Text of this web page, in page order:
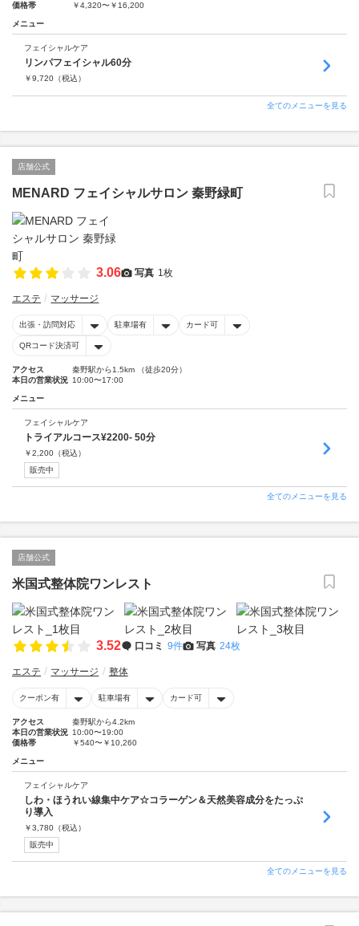
価格帯
￥4,320〜￥16,200
メニュー
フェイシャルケア
リンパフェイシャル60分
￥9,720 （税込）
全てのメニューを見る
店舗公式
MENARD フェイシャルサロン 秦野緑町
3.06 写真 1枚
エステ マッサージ
出張・訪問対応 駐車場有 カード可
QRコード決済可
アクセス
秦野駅から1.5km （徒歩20分）
本日の営業状況 10:00〜17:00
メニュー
フェイシャルケア
トライアルコース¥2200- 50分
￥2,200 （税込）
販売中
全てのメニューを見る
店舗公式
米国式整体院ワンレスト
3.52 口コミ 9件 写真 24枚
エステ マッサージ 整体
クーポン有 駐車場有 カード可
アクセス
秦野駅から4.2km
本日の営業状況 10:00〜19:00
価格帯
￥540〜￥10,260
メニュー
フェイシャルケア
しわ・ほうれい線集中ケア☆コラーゲン＆天然美容成分をたっぷ
り導入
￥3,780 （税込）
販売中
全てのメニューを見る